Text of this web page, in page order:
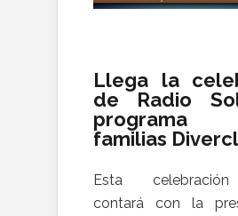
Llega la
de Radio
familias
Esta
contará con la